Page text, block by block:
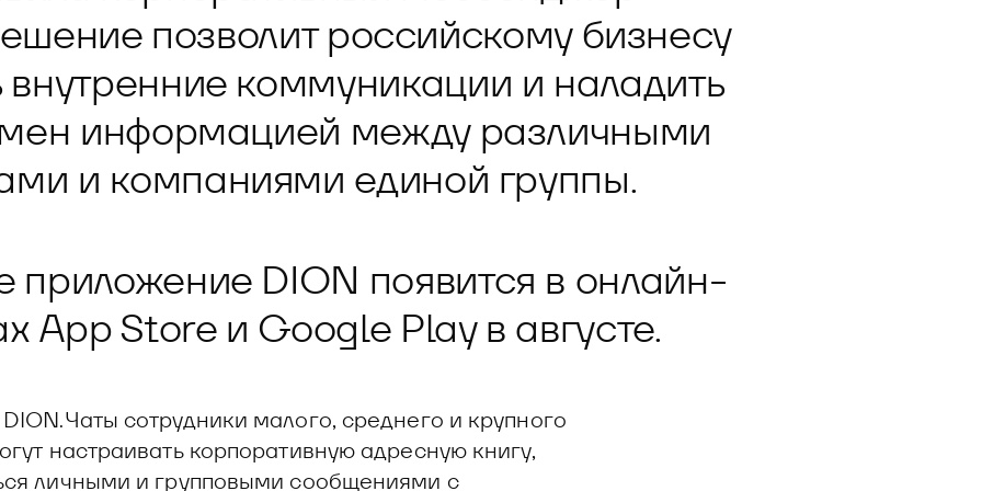
рисками
позволит российскому бизнесу
внутренние коммуникации и наладить
информацией между различными
и компаниями единой группы.
приложение DION появится в онлайн-
App Store и Google Play в августе.
сотрудники малого, среднего и крупного
настраивать корпоративную адресную книгу,
личными и групповыми сообщениями с